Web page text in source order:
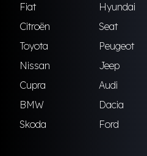
Fiat Hyundai
Citroën
Seat
Toyota
Peugeot
Nissan
Jeep
Cupra
Audi
BMW
Dacia
Skoda
Ford